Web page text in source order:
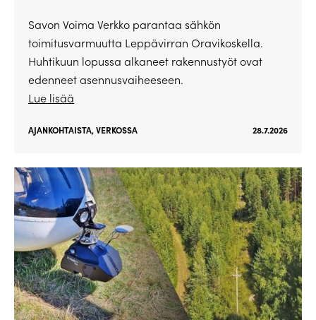
Savon Voima Verkko parantaa sähkön
toimitusvarmuutta Leppävirran Oravikoskella.
Huhtikuun lopussa alkaneet rakennustyöt ovat
edenneet asennusvaiheeseen.
Lue lisää
AJANKOHTAISTA,VERKOSSA 28.7.2026